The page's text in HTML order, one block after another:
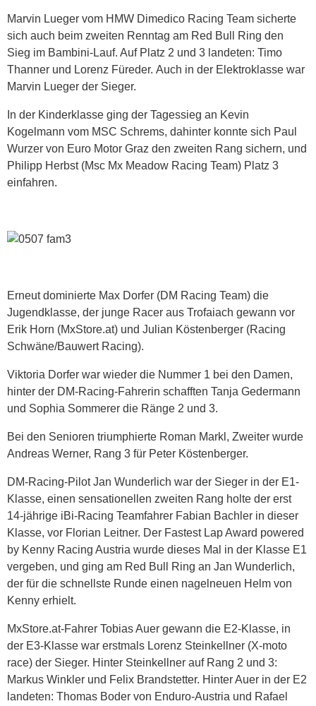
Marvin Lueger vom HMW Dimedico Racing Team sicherte
sich auch beim zweiten Renntag am Red Bull Ring den
Sieg im Bambini-Lauf. Auf Platz 2 und 3 landeten: Timo
Thanner und Lorenz Füreder. Auch in der Elektroklasse war
Marvin Lueger der Sieger.
In der Kinderklasse ging der Tagessieg an Kevin
Kogelmann vom MSC Schrems, dahinter konnte sich Paul
Wurzer von Euro Motor Graz den zweiten Rang sichern, und
Philipp Herbst (Msc Mx Meadow Racing Team) Platz 3
einfahren.
Erneut dominierte Max Dorfer (DM Racing Team) die
Jugendklasse, der junge Racer aus Trofaiach gewann vor
Erik Horn (MxStore.at) und Julian Köstenberger (Racing
Schwäne/Bauwert Racing).
Viktoria Dorfer war wieder die Nummer 1 bei den Damen,
hinter der DM-Racing-Fahrerin schafften Tanja Gedermann
und Sophia Sommerer die Ränge 2 und 3.
Bei den Senioren triumphierte Roman Markl, Zweiter wurde
Andreas Werner, Rang 3 für Peter Köstenberger.
DM-Racing-Pilot Jan Wunderlich war der Sieger in der E1-
Klasse, einen sensationellen zweiten Rang holte der erst
14-jährige iBi-Racing Teamfahrer Fabian Bachler in dieser
Klasse, vor Florian Leitner. Der Fastest Lap Award powered
by Kenny Racing Austria wurde dieses Mal in der Klasse E1
vergeben, und ging am Red Bull Ring an Jan Wunderlich,
der für die schnellste Runde einen nagelneuen Helm von
Kenny erhielt.
MxStore.at-Fahrer Tobias Auer gewann die E2-Klasse, in
der E3-Klasse war erstmals Lorenz Steinkellner (X-moto
race) der Sieger. Hinter Steinkellner auf Rang 2 und 3:
Markus Winkler und Felix Brandstetter. Hinter Auer in der E2
landeten: Thomas Boder von Enduro-Austria und Rafael